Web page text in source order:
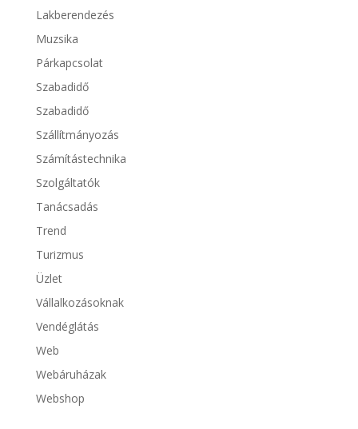
Lakberendezés
Muzsika
Párkapcsolat
Szabadidő
Szabadidő
Szállítmányozás
Számítástechnika
Szolgáltatók
Tanácsadás
Trend
Turizmus
Üzlet
Vállalkozásoknak
Vendéglátás
Web
Webáruházak
Webshop